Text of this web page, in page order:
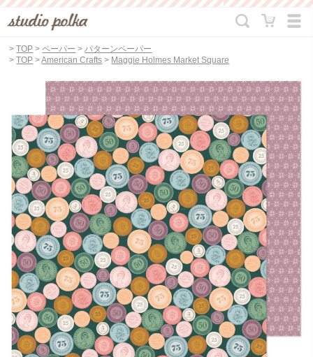
>TOP >ペーパー >パターンペーパー
>TOP >American Crafts > Maggie Holmes Market Square